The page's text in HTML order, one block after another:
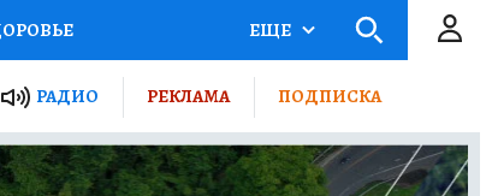
ПУТЕВОДИТЕЛЬ
ЕЩЕ
РАДИО РЕКЛАМА ПОДПИСКА